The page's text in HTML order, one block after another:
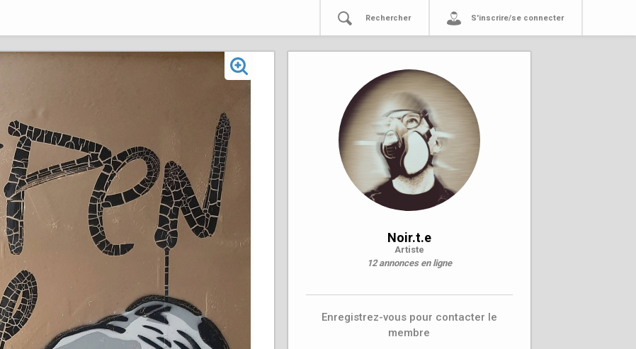
Rechercher S'inscrire/se connecter
Noir.t.e
Artiste
12 annonces en ligne
Enregistrez-vous pour contacter le
membre